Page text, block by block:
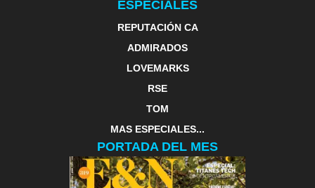
ESPECIALES
REPUTACIÓN CA
ADMIRADOS
LOVEMARKS
RSE
TOM
MAS ESPECIALES...
PORTADA DEL MES